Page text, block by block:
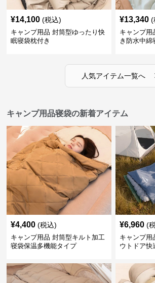
¥14,100 (税込)
キャンプ用品 封筒型ゆったり快
眠寝袋枕付き
¥13,340 (
キャンプ用
き防水中綿
人気アイテム一覧へ
キャンプ用品寝袋の新着アイテム
¥4,400 (税込)
キャンプ用品 封筒型キルト加工
寝袋保温多機能タイプ
¥6,960 (
キャンプ用
ウトドア快